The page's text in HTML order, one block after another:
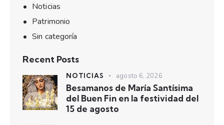
Noticias
Patrimonio
Sin categoría
Recent Posts
NOTICIAS agosto 6, 2026
Besamanos de María Santísima
del Buen Fin en la festividad del
15 de agosto